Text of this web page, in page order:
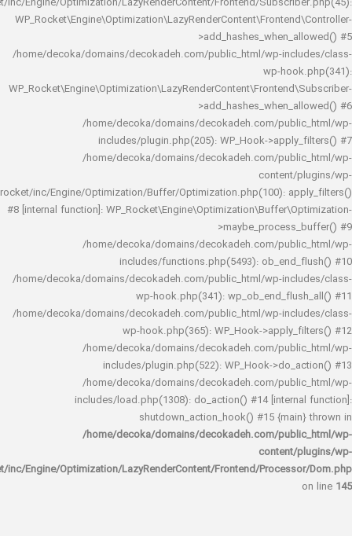
/home/decoka/domains/decokadeh.com/public_html/wp-
wp-
/home/decoka/domains/decokadeh.com/
includes/plugin.php(205): WP_Hook-
/home/decoka/domains/decokadeh.com/
rocket/inc/Engine/Optimization/Buffer/Optimization.php(100):
#8 [internal function]:
/home/decoka/domains/decokadeh.com/
includes/functions.php(5493):
/home/decoka/domains/decokadeh.com/public_html/wp-
wp-hook.php(341):
/home/decoka/domains/decokadeh.com/public_html/wp-
wp-hook.php(365): WP_Hook-
/home/decoka/domains/decokadeh.com/
includes/plugin.php(522): WP_Hook-
/home/decoka/domains/decokadeh.com/
includes/load.php(1308): do_action() #14
shutdown_action_hook() #15
/home/decoka/domains/decokadeh.com/
rocket/inc/Engine/Optimization/LazyRenderContent/Frontend/